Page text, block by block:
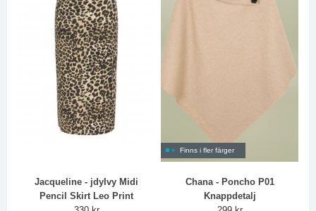
Jacqueline - jdyIvy Midi
Pencil Skirt Leo Print
Finns i fler färger
Chana - Poncho P01
Knappdetalj